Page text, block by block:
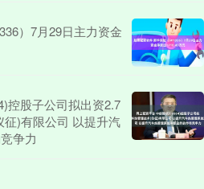
）7月29日主力资金
控股子公司拟出资2.7
)有限公司 以提升汽
争力